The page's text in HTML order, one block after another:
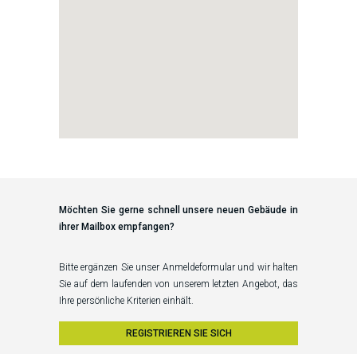
Möchten Sie gerne schnell unsere neuen Gebäude in
ihrer Mailbox empfangen?
Bitte ergänzen Sie unser Anmeldeformular und wir halten
Sie auf dem laufenden von unserem letzten Angebot, das
Ihre persönliche Kriterien einhält.
REGISTRIEREN SIE SICH